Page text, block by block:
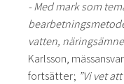
- Med mark som
vatten,
Karlsson,
fortsätter; ”Vi vet